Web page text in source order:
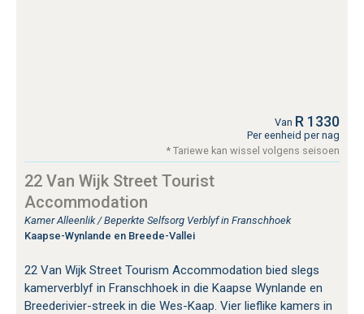
Van R 1330
Per eenheid per nag
* Tariewe kan wissel volgens seisoen
22 Van Wijk Street Tourist
Accommodation
Kamer Alleenlik / Beperkte Selfsorg Verblyf in Franschhoek
Kaapse-Wynlande en Breede-Vallei
22 Van Wijk Street Tourism Accommodation bied slegs
kamerverblyf in Franschhoek in die Kaapse Wynlande en
Breederivier-streek in die Wes-Kaap. Vier lieflike kamers in